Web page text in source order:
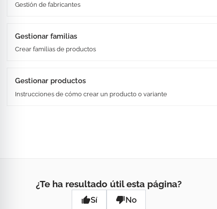
Gestión de fabricantes
Gestionar familias
Crear familias de productos
Gestionar productos
Instrucciones de cómo crear un producto o variante
¿Te ha resultado útil esta página?
Sí No